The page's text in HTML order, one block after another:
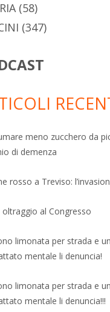
(58)
(347)
meno zucchero da
di demenza
rosso a Treviso:
oltraggio al Congresso
limonata per strada e un
mentale li denuncia!
limonata per strada e un
mentale li denuncia!!!